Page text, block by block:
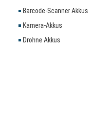
Barcode-Scanner Akkus
Kamera-Akkus
Drohne Akkus